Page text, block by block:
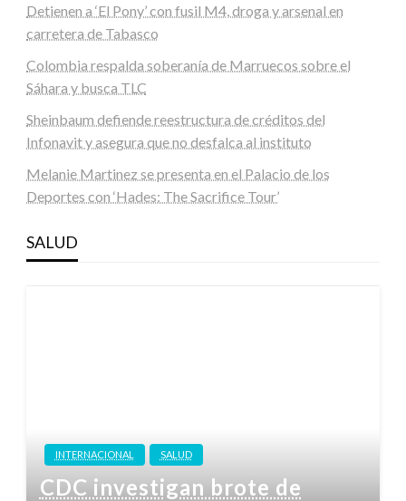
Detienen a ‘El Pony’ con fusil M4, droga y arsenal en
carretera de Tabasco
Colombia respalda soberanía de Marruecos sobre el
Sáhara y busca TLC
Sheinbaum defiende reestructura de créditos del
Infonavit y asegura que no desfalca al instituto
Melanie Martinez se presenta en el Palacio de los
Deportes con ‘Hades: The Sacrifice Tour’
SALUD
INTERNACIONAL SALUD
CDC investigan brote de